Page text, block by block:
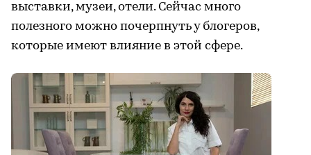
выставки, музеи, отели. Сейчас много
полезного можно почерпнуть у блогеров,
которые имеют влияние в этой сфере.